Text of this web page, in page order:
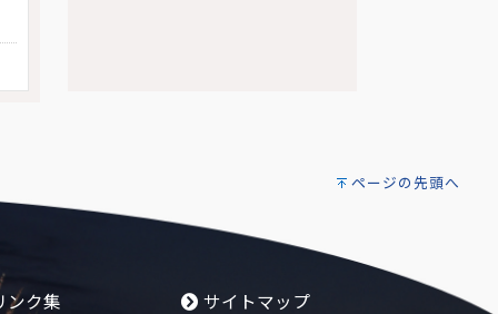
ページの先頭へ
ンク集 サイトマップ